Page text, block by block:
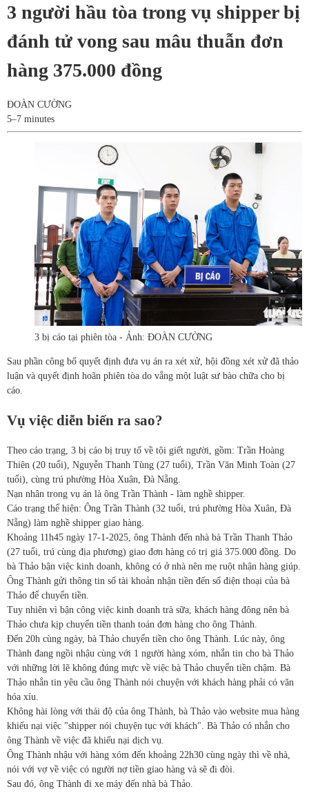
3 người hầu tòa trong vụ shipper bị
đánh tử vong sau mâu thuẫn đơn
hàng 375.000 đồng
ĐOÀN CƯỜNG
5–7 minutes
3 bị cáo tại phiên tòa - Ảnh: ĐOÀN CƯỜNG
Sau phần công bố quyết định đưa vụ án ra xét xử, hội đồng xét xử đã thảo
luận và quyết định hoãn phiên tòa do vắng một luật sư bào chữa cho bị
cáo.
Vụ việc diễn biến ra sao?
Theo cáo trạng, 3 bị cáo bị truy tố về tội giết người, gồm: Trần Hoàng
Thiên (20 tuổi), Nguyễn Thanh Tùng (27 tuổi), Trần Văn Minh Toàn (27
tuổi), cùng trú phường Hòa Xuân, Đà Nẵng.
Nạn nhân trong vụ án là ông Trần Thành - làm nghề shipper.
Cáo trạng thể hiện: Ông Trần Thành (32 tuổi, trú phường Hòa Xuân, Đà
Nẵng) làm nghề shipper giao hàng.
Khoảng 11h45 ngày 17-1-2025, ông Thành đến nhà bà Trần Thanh Thảo
(27 tuổi, trú cùng địa phương) giao đơn hàng có trị giá 375.000 đồng. Do
bà Thảo bận việc kinh doanh, không có ở nhà nên mẹ ruột nhận hàng giúp.
Ông Thành gửi thông tin số tài khoản nhận tiền đến số điện thoại của bà
Thảo để chuyển tiền.
Tuy nhiên vì bận công việc kinh doanh trà sữa, khách hàng đông nên bà
Thảo chưa kịp chuyển tiền thanh toán đơn hàng cho ông Thành.
Đến 20h cùng ngày, bà Thảo chuyển tiền cho ông Thành. Lúc này, ông
Thành đang ngồi nhậu cùng với 1 người hàng xóm, nhắn tin cho bà Thảo
với những lời lẽ không đúng mực về việc bà Thảo chuyển tiền chậm. Bà
Thảo nhắn tin yêu cầu ông Thành nói chuyện với khách hàng phải có văn
hóa xíu.
Không hài lòng với thái độ của ông Thành, bà Thảo vào website mua hàng
khiếu nại việc "shipper nói chuyện tục với khách". Bà Thảo có nhắn cho
ông Thành về việc đã khiếu nại dịch vụ.
Ông Thành nhậu với hàng xóm đến khoảng 22h30 cùng ngày thì về nhà,
nói với vợ về việc có người nợ tiền giao hàng và sẽ đi đòi.
Sau đó, ông Thành đi xe máy đến nhà bà Thảo.